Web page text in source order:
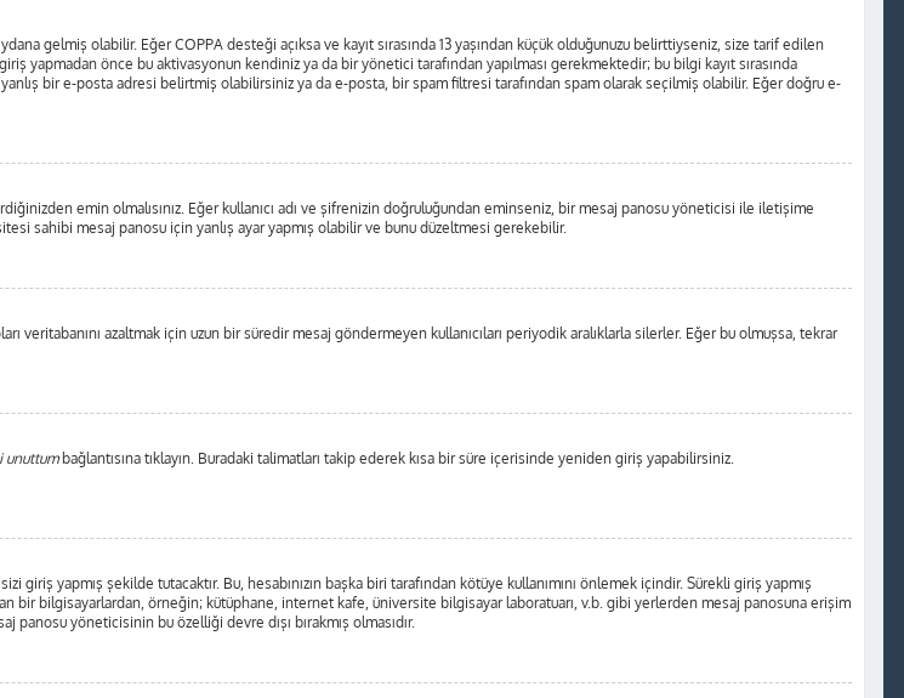
gelmiş olabilir. Eğer COPPA desteği açıksa ve kayıt sırasında 13 yaşından küçük olduğunuzu belirttiyseniz, size tarif edilen
yapmadan önce bu aktivasyonun kendiniz ya da bir yönetici tarafından yapılması gerekmektedir; bu bilgi kayıt sırasında
bir e-posta adresi belirtmiş olabilirsiniz ya da e-posta, bir spam filtresi tarafından spam olarak seçilmiş olabilir. Eğer doğru e-
emin olmalısınız. Eğer kullanıcı adı ve şifrenizin doğruluğundan eminseniz, bir mesaj panosu yöneticisi ile iletişime
sahibi mesaj panosu için yanlış ayar yapmış olabilir ve bunu düzeltmesi gerekebilir.
veritabanını azaltmak için uzun bir süredir mesaj göndermeyen kullanıcıları periyodik aralıklarla silerler. Eğer bu olmuşsa, tekrar
unuttumbağlantısına tıklayın. Buradaki talimatları takip ederek kısa bir süre içerisinde yeniden giriş yapabilirsiniz.
yapmış şekilde tutacaktır. Bu, hesabınızın başka biri tarafından kötüye kullanımını önlemek içindir. Sürekli giriş yapmış
bir bilgisayarlardan, örneğin; kütüphane, internet kafe, üniversite bilgisayar laboratuarı, v.b. gibi yerlerden mesaj panosuna erişim
panosu yöneticisinin bu özelliği devre dışı bırakmış olmasıdır.